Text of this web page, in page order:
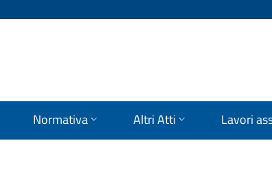
Normativa Altri Atti Lavori